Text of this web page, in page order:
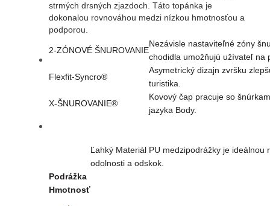
strmých drsných zjazdoch. Táto topánka je
dokonalou rovnováhou medzi nízkou hmotnosťou a
podporou.
2-ZÓNOVÉ ŠNUROVANIE
Nezávisle nastaviteľné zóny
chodidla umožňujú užívateľ na
Flexfit-Syncro®
Asymetrický dizajn zvršku
turistika.
X-ŠNUROVANIE®
Kovový čap pracuje so
jazyka Body.
Ľahký Materiál PU medzipodrážky je ideálnou
odolnosti a odskok.
Podrážka
Hmotnosť